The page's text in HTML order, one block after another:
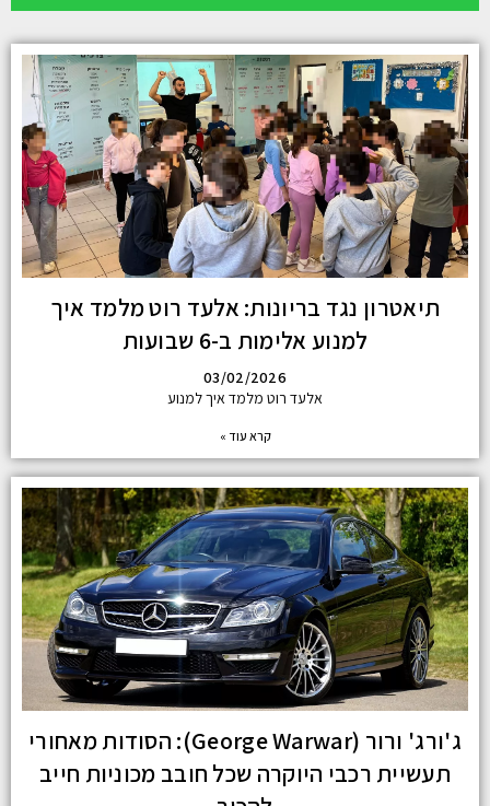
תיאטרון נגד בריונות: אלעד רוט מלמד איך
למנוע אלימות ב-6 שבועות
03/02/2026
אלעד רוט מלמד איך למנוע
קרא עוד »
ג'ורג' ורור (George Warwar): הסודות מאחורי
תעשיית רכבי היוקרה שכל חובב מכוניות חייב